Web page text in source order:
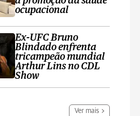
ocupacional
Ex-UFC Bruno
Blindado enfrenta
tricampeão mundial
Arthur Lins no CDL
Show
Ver mais